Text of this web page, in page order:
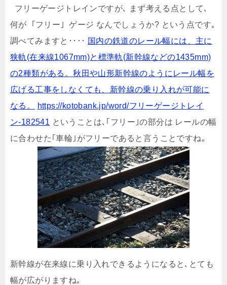
フリーゲージトレインですが､ まず考える点として､
何が ｢フリー｣ ゲージ なんでしょうか? という点です｡
調べてみますと････ 国内の鉄道のレール幅には、主に
狭軌(在来線1067mm)と標準軌(新幹線などの1435mm)
の2種類がある。秋田や山形新幹線のようにレール幅を
広げる工事をしなくても、新幹線の乗り入れが可能に
なる。
https://kotobank.jp/word/フリーゲージトレイ
ン-182541 ということは､｢フリー｣の部分は レールの幅
に合わせた｢車輪｣がフリーであると言うことですね｡
新幹線が在来線に乗り入れできるようになると､とても
幅が広がりますね｡